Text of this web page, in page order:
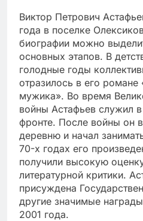
Виктор Петрович
года в поселке
биографии можно
основных этапов. В
голодные годы
отразилось в его романе
мужика». Во время
войны Астафьев служил
фронте. После войны он
деревню и начал
70-х годах его
получили высокую
литературной критики.
присуждена
другие значимые
2001 года.